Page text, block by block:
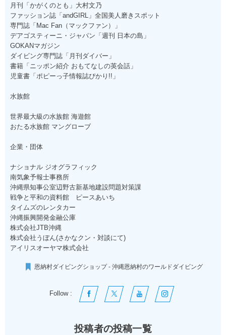
月刊「かがくのとも」大村文乃
ファッション誌「andGIRL」全国美人磨きスポット
専門誌「Mac Fan（マックファン）」
デアゴスティーニ・ジャパン「週刊 日本の島」
GOKANマガジン
ダイビング専門誌「月刊ダイバー」
書籍「ニッポン紹介 おもてなしの英会話」
児童書「ポピーっ子情報誌ぴかり!!」
水族館
世界最大級の水族館 海遊館
おたる水族館 マングローブ
企業・団体
ナショナル ジオグラフィック
南気象予報士事務所
沖縄県知事公室辺野古新基地建設問題対策課
戦争と平和の資料館 ピースあいち
タイムズのレンタカー
沖縄振興開発金融公庫
株式会社JTB沖縄
株式会社うぼん(さかなクン・対談にて)
アイリスオーヤマ株式会社
恩納村ダイビングショップ - 沖縄恩納村のワールドダイビング
Follow :
投稿者の投稿一覧